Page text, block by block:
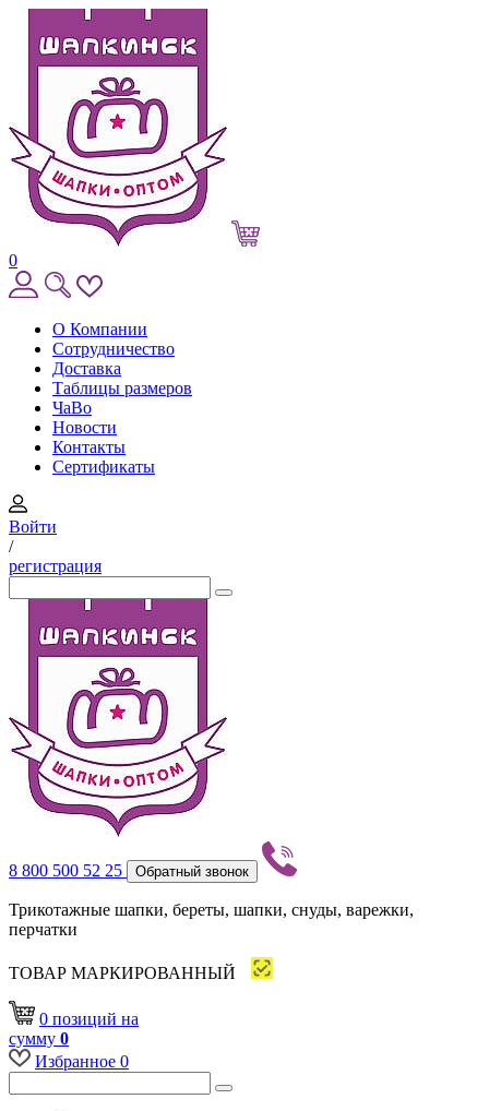
0
О Компании
Сотрудничество
Доставка
Таблицы размеров
ЧаВо
Новости
Контакты
Сертификаты
Войти
/
регистрация
8 800 500 52 25 Обратный звонок
Трикотажные шапки, береты, шапки, снуды, варежки,
перчатки
ТОВАР МАРКИРОВАННЫЙ
0 позиций на
сумму 0
Избранное 0